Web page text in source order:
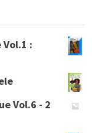
:
Vol.6 - 2